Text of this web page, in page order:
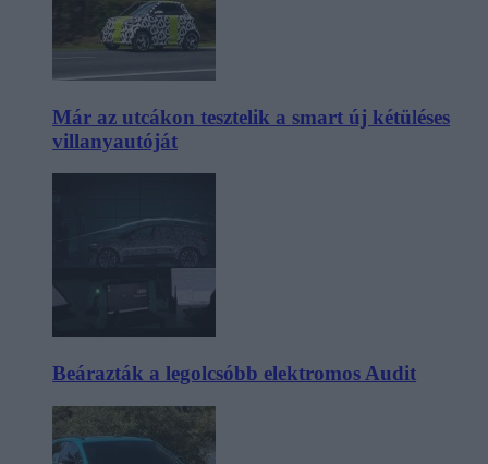
Már az utcákon tesztelik a smart új kétüléses
villanyautóját
Beárazták a legolcsóbb elektromos Audit